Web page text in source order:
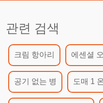
관련 검색
크림 항아리 에센셜
공기 없는 병 도매 1